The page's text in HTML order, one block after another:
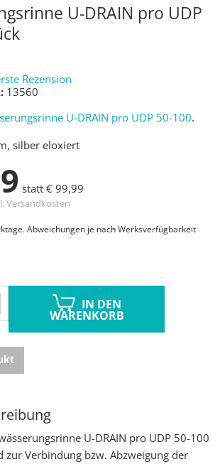
U-DRAIN pro UDP
Rezension
13560
U-DRAIN pro UDP 50-100.
silber eloxiert
statt € 99,99
Versandkosten
Abweichungen je nach Werksverfügbarkeit
IN DEN
WARENKORB
U-DRAIN pro UDP 50-100
zur Verbindung bzw. Abzweigung der